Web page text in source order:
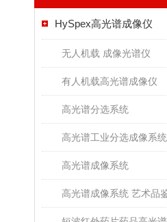
HySpex高光谱成像仪
无人机载 成像光谱仪
有人机载高光谱成像仪
高光谱分选系统
高光谱工业分选成像系统
高光谱成像系统